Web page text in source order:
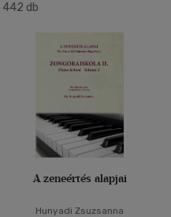
442 db
A zeneértés alapjai
Hunyadi Zsuzsanna